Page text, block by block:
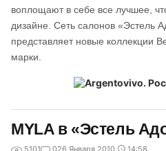
воплощают в себе все лучшее,
дизайне. Сеть салонов «Эстель
представляет новые коллекции
марки.
MYLA в «Эстель
5101 026 Января 2010 14:58